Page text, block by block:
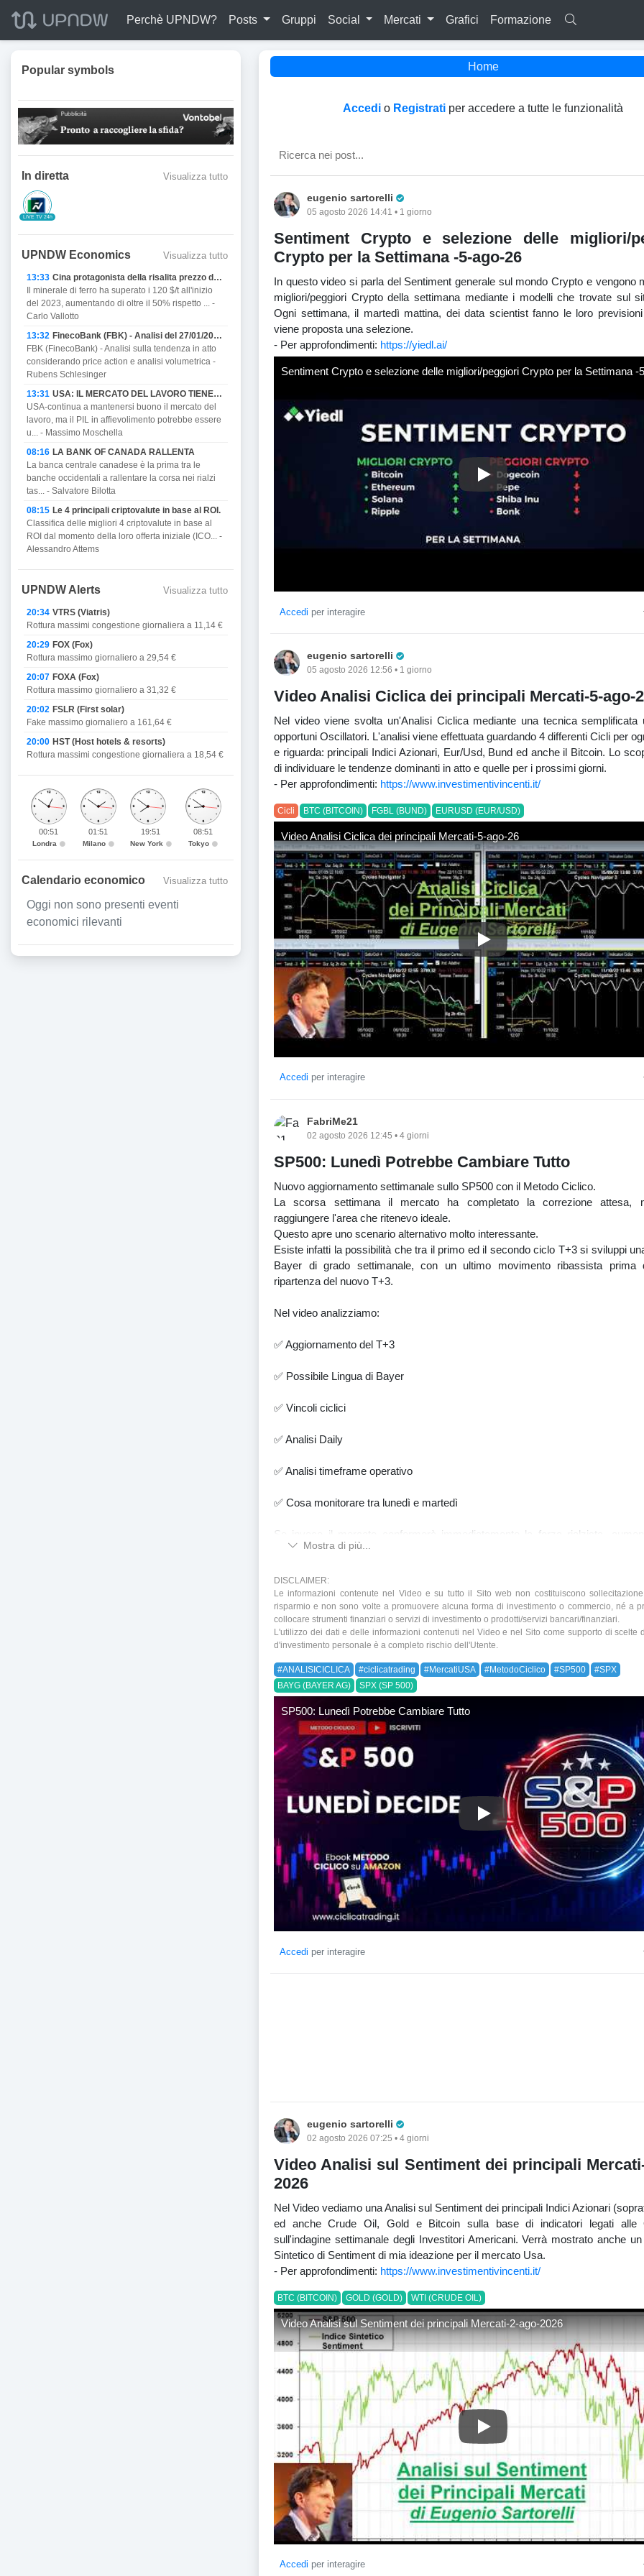
Perchè UPNDW? Posts Gruppi Social Mercati Grafici Formazione
Home
Accedi o Registrati per accedere a tutte le funzionalità
eugenio sartorelli
05 agosto 2026 14:41 • 1 giorno
Sentiment Crypto e selezione delle migliori/
Crypto per la Settimana -5-ago-26
In questo video si parla del Sentiment generale sul mondo Crypto e vengono
migliori/peggiori Crypto della settimana mediante i modelli che trovate sul
Ogni settimana, il martedì mattina, dei data scientist fanno le loro
viene proposta una selezione.
- Per approfondimenti: https://yiedl.ai/
Sentiment Crypto e selezione delle migliori/peggiori Crypto per la Settimana -
Sentiment Crypto e selezione
Accedi per interagire
eugenio sartorelli
05 agosto 2026 12:56 • 1 giorno
Video Analisi Ciclica dei principali Mercati-5-ago-
Nel video viene svolta un'Analisi Ciclica mediante una tecnica semplificata
opportuni Oscillatori. L'analisi viene effettuata guardando 4 differenti Cicli per
e riguarda: principali Indici Azionari, Eur/Usd, Bund ed anche il Bitcoin. Lo
di individuare le tendenze dominanti in atto e quelle per i prossimi giorni.
- Per approfondimenti: https://www.investimentivincenti.it/
Cicli BTC (BITCOIN) FGBL (BUND) EURUSD (EUR/USD)
Video Analisi Ciclica dei principali Mercati-5-ago-26
Video Analisi Ciclica dei
Accedi per interagire
FabriMe21
02 agosto 2026 12:45 • 4 giorni
SP500: Lunedì Potrebbe Cambiare Tutto
Nuovo aggiornamento settimanale sullo SP500 con il Metodo Ciclico.
La scorsa settimana il mercato ha completato la correzione attesa,
raggiungere l'area che ritenevo ideale.
Questo apre uno scenario alternativo molto interessante.
Esiste infatti la possibilità che tra il primo ed il secondo ciclo T+3 si sviluppi
Bayer di grado settimanale, con un ultimo movimento ribassista prima
ripartenza del nuovo T+3.
Nel video analizziamo:
✅ Aggiornamento del T+3
✅ Possibile Lingua di Bayer
✅ Vincoli ciclici
✅ Analisi Daily
✅ Analisi timeframe operativo
✅ Cosa monitorare tra lunedì e martedì
Se invece il mercato confermerà immediatamente la forza rialzista,
probabilità che il nuovo T+3 sia già partito dal minimo più recente.
Mostra di più...
DISCLAIMER:
Le informazioni contenute nel Video e su tutto il Sito web non costituiscono
risparmio e non sono volte a promuovere alcuna forma di investimento o commercio, né a
collocare strumenti finanziari o servizi di investimento o prodotti/servizi bancari/finanziari.
L'utilizzo dei dati e delle informazioni contenuti nel Video e nel Sito come supporto di scelte
d'investimento personale è a completo rischio dell'Utente.
#ANALISICICLICA #ciclicatrading #MercatiUSA #MetodoCiclico #SP500
#SPX
BAYG (BAYER AG)
SPX (SP 500)
SP500: Lunedì Potrebbe Cambiare Tutto
SP500: Lunedì Potrebbe
Accedi per interagire
eugenio sartorelli
02 agosto 2026 07:25 • 4 giorni
Video Analisi sul Sentiment dei principali
2026
Nel Video vediamo una Analisi sul Sentiment dei principali Indici Azionari
ed anche Crude Oil, Gold e Bitcoin sulla base di indicatori legati alle
sull'indagine settimanale degli Investitori Americani. Verrà mostrato anche
Sintetico di Sentiment di mia ideazione per il mercato Usa.
- Per approfondimenti: https://www.investimentivincenti.it/
BTC (BITCOIN) GOLD (GOLD) WTI (CRUDE OIL)
Video Analisi sul Sentiment dei principali Mercati-2-ago-2026
Video Analisi sul Sentiment
Accedi per interagire
Popular symbols
In diretta Visualizza tutto
LIVE TV 24h
UPNDW Economics Visualizza tutto
13:33
Cina protagonista della risalita prezzo del Ferro
Il minerale di ferro ha superato i 120 $/t all'inizio
del 2023, aumentando di oltre il 50% rispetto ... -
Carlo Vallotto
13:32
FinecoBank (FBK) - Analisi del 27/01/2023
FBK (FinecoBank) - Analisi sulla tendenza in atto
considerando price action e analisi volumetrica -
Rubens Schlesinger
13:31
USA: IL MERCATO DEL LAVORO TIENE MA PROMETTE DI AFFIEVOLIRSI CON IL PIL E MINACCIA RECESSIONE.
USA-continua a mantenersi buono il mercato del
lavoro, ma il PIL in affievolimento potrebbe essere
u... - Massimo Moschella
08:16 LA BANK OF CANADA RALLENTA
La banca centrale canadese è la prima tra le
banche occidentali a rallentare la corsa nei rialzi
tas... - Salvatore Bilotta
08:15 Le 4 principali criptovalute in base al ROI.
Classifica delle migliori 4 criptovalute in base al
ROI dal momento della loro offerta iniziale (ICO... -
Alessandro Attems
UPNDW Alerts Visualizza tutto
20:34 VTRS (Viatris)
Rottura massimi congestione giornaliera a 11,14 €
20:29 FOX (Fox)
Rottura massimo giornaliero a 29,54 €
20:07 FOXA (Fox)
Rottura massimo giornaliero a 31,32 €
20:02 FSLR (First solar)
Fake massimo giornaliero a 161,64 €
20:00 HST (Host hotels & resorts)
Rottura massimi congestione giornaliera a 18,54 €
00:51
Londra
01:51
Milano
19:51
New York
08:51
Tokyo
Calendario economico Visualizza tutto
Oggi non sono presenti eventi
economici rilevanti